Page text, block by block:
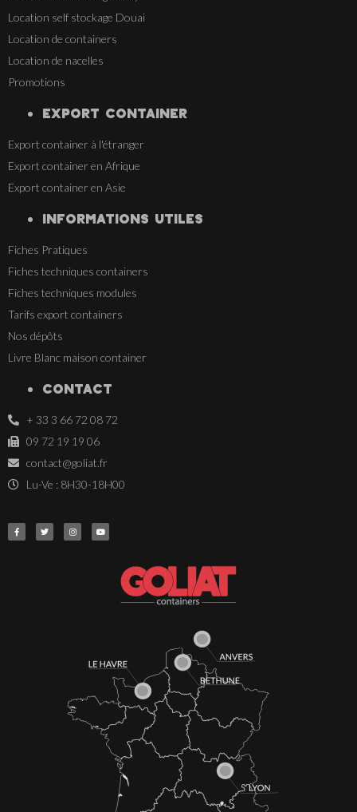
Location self stockage Douai
Location de containers
Location de nacelles
Promotions
EXPORT CONTAINER
Export container à l'étranger
Export container en Afrique
Export container en Asie
INFORMATIONS UTILES
Fiches Pratiques
Fiches techniques containers
Fiches techniques modules
Tarifs export containers
Nos dépôts
Livre Blanc maison container
CONTACT
+ 33 3 66 72 08 72
09 72 19 19 06
contact@goliat.fr
Lu-Ve : 8H30-18H00